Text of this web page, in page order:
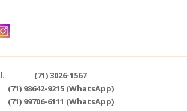
(71) 3026-1567
(71) 98642-9215 (WhatsApp)
(71) 99706-6111 (WhatsApp)